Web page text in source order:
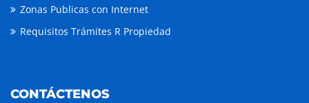
Zonas Publicas con Internet
Requisitos Trámites R Propiedad
CONTÁCTENOS